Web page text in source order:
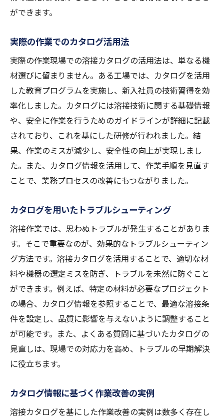
ができます。
実際の作業でのカタログ活用法
実際の作業現場での溶接カタログの活用法は、単なる機
材選びに留まりません。ある工場では、カタログを活用
した教育プログラムを実施し、新入社員の技術習得を効
率化しました。カタログには溶接技術に関する基礎情報
や、安全に作業を行うためのガイドラインが詳細に記載
されており、これを基にした研修が行われました。結
果、作業のミスが減少し、安全性の向上が実現しまし
た。また、カタログ情報を活用して、作業手順を見直す
ことで、業務プロセスの改善にもつながりました。
カタログを用いたトラブルシューティング
溶接作業では、思わぬトラブルが発生することがありま
す。そこで重要なのが、効果的なトラブルシューティン
グ方法です。溶接カタログを活用することで、適切な材
料や機器の選定ミスを防ぎ、トラブルを未然に防ぐこと
ができます。例えば、特定の材料が必要なプロジェクト
の場合、カタログ情報を参照することで、最適な溶接条
件を設定し、品質に影響を与えないように調整すること
が可能です。また、よくある質問に基づいたカタログの
見直しは、現場での対応力を高め、トラブルの早期解決
に役立ちます。
カタログ情報に基づく作業改善の実例
溶接カタログを基にした作業改善の実例は数多く存在し